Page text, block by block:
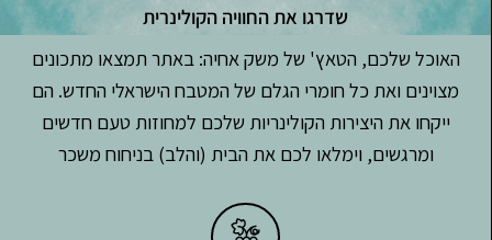
שדרגו את החוויה הקולינרית
האוכל שלכם, הטאץ' של משק אחיה: באתר תמצאו מתכונים
מצוינים ואת כל חומרי הגלם של המטבח הישראלי החדש. הם
ייקחו את היצירות הקולינריות שלכם למחוזות טעם חדשים
ומרגשים, וימלאו לכם את הבית (והלב) בניחוח משכר